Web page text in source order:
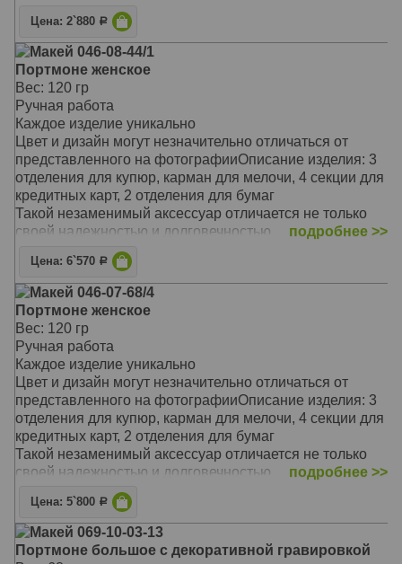
Тип: прямой
Имеет отделение под бумажные купюры, карманы для
бумаг, отделение на молнии, секции для кредитных и
дисконтных карт
Портмоне имеет строгий лаконичный дизайн,
прекрасно подойдет успешным деловым людям, кто
привык принимать быстрые и правильные решения,
для кого время – деньги. А деньги, как известно,
приятно хранить в качественном и надежном
кошельке.
Такой незаменимый аксессуар отличается не только
своей надежностью и долговечностью
Он станет прекрасным подарком для друга, коллеги,
делового партнера, а так же выгодно подчеркнет вашу
Материал: натуральная кожа
Тип: прямой
Размер: 19,8 х 10,8 см
Цена: 2`880 Р
Макей 046-08-44/1
Портмоне женское
Вес: 120 гр
Ручная работа
Каждое изделие уникально
Цвет и дизайн могут незначительно отличаться от
представленного на фотографииОписание изделия: 3
отделения для купюр, карман для мелочи, 4 секции для
кредитных карт, 2 отделения для бумаг
Такой незаменимый аксессуар отличается не только
своей надежностью и долговечностью
Предлагаемая модель очаровывает своей
оригинальностью, неповторимым сочетанием цветов и
фактур
Он станет замечательным подарком для стильной
женщины, выгодно подчеркнет вашу
индивидуальность и стиль
Материал: натуральная кожа
Размер: 205 х 100 мм
подробнее >>
Цена: 6`570 Р
Макей 046-07-68/4
Портмоне женское
Вес: 120 гр
Ручная работа
Каждое изделие уникально
Цвет и дизайн могут незначительно отличаться от
представленного на фотографииОписание изделия: 3
отделения для купюр, карман для мелочи, 4 секции для
кредитных карт, 2 отделения для бумаг
Такой незаменимый аксессуар отличается не только
своей надежностью и долговечностью
Предлагаемая модель очаровывает своей
оригинальностью, неповторимым сочетанием цветов и
фактур
Он станет замечательным подарком для стильной
подробнее >>
Цена: 5`800 Р
Макей 069-10-03-13
Портмоне большое с декоративной гравировкой